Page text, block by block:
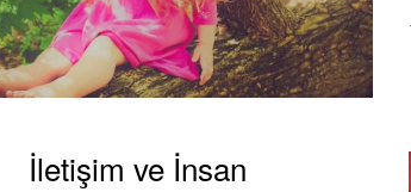
İletişim ve İnsan